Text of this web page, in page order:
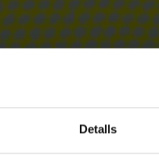
Detalls